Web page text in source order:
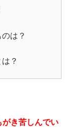
は？
？
き苦しんでい